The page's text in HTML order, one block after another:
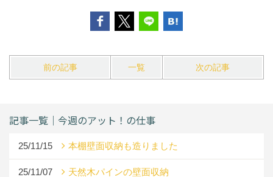
前の記事 一覧 次の記事
記事一覧｜今週のアット！の仕事
25/11/15 本棚壁面収納も造りました
25/11/07 天然木パインの壁面収納